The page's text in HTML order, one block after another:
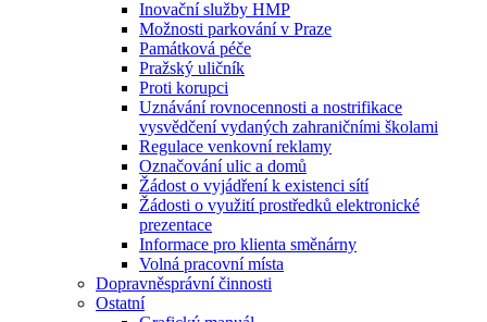
Inovační služby HMP
Možnosti parkování v Praze
Památková péče
Pražský uličník
Proti korupci
Uznávání rovnocennosti a nostrifikace
vysvědčení vydaných zahraničními školami
Regulace venkovní reklamy
Označování ulic a domů
Žádost o vyjádření k existenci sítí
Žádosti o využití prostředků elektronické
prezentace
Informace pro klienta směnárny
Volná pracovní místa
Dopravněsprávní činnosti
Ostatní